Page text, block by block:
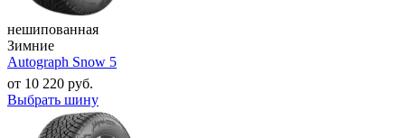
нешипованная
Зимние
Autograph Snow 5
от 10 220 руб.
Выбрать шину